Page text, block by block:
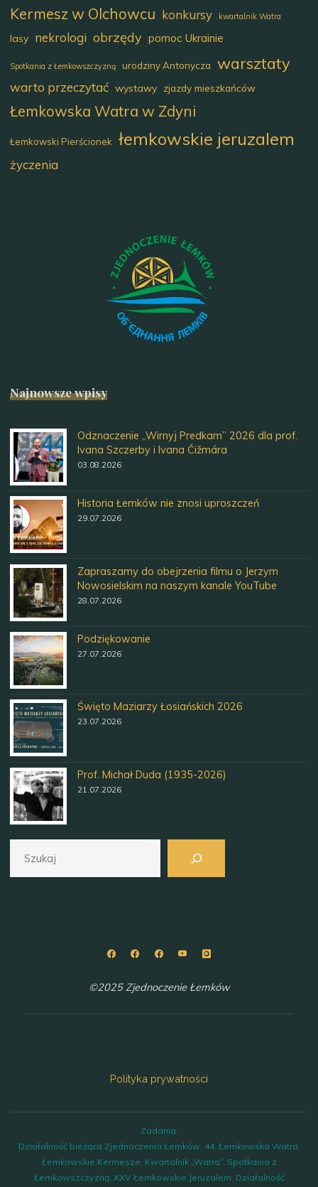
Kermesz w Olchowcu konkursy kwartalnik Watra
lasy nekrologi obrzędy pomoc Ukrainie
Spotkania z Łemkowszczyzną urodziny Antonycza warsztaty
warto przeczytać wystawy zjazdy mieszkańców
Łemkowska Watra w Zdyni
Łemkowski Pierścionek łemkowskie jeruzalem
życzenia
Najnowsze wpisy
Odznaczenie „Wirnyj Predkam” 2026 dla prof.
Ivana Szczerby i Ivana Čižmára
03.08.2026
Historia Łemków nie znosi uproszczeń
29.07.2026
Zapraszamy do obejrzenia filmu o Jerzym
Nowosielskim na naszym kanale YouTube
28.07.2026
Podziękowanie
27.07.2026
Święto Maziarzy Łosiańskich 2026
23.07.2026
Prof. Michał Duda (1935-2026)
21.07.2026
©2025 Zjednoczenie Łemków
Polityka prywatności
Zadania:
Działalność bieżąca Zjednoczenia Łemków, 44. Łemkowska Watra,
Łemkowskie Kermesze, Kwartalnik „Watra”, Spotkania z
Łemkowszczyzną, XXV Łemkowskie Jeruzalem, Działalność